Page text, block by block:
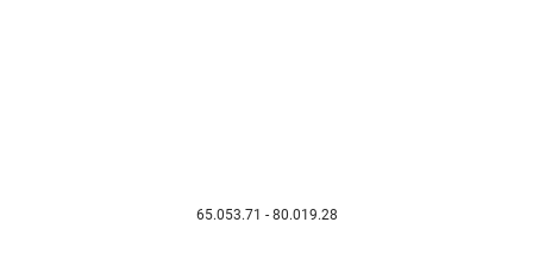
65.053.71 - 80.019.28